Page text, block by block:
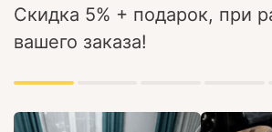
Скидка 5% + подарок, при
вашего заказа!